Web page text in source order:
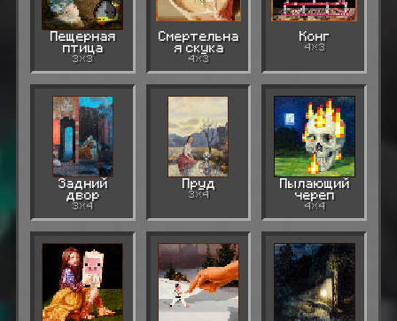
Пещерная
птица
3×3
Смертельна
я скука
4×3
Конг
4×3
Задний
двор
3×4
Пруд
3×4
Пылающий
череп
4×4